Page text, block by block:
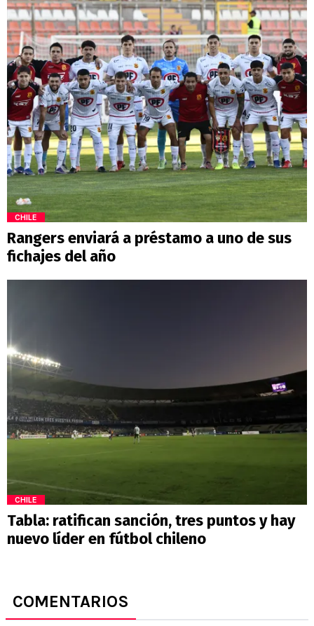
CHILE
Rangers enviará a préstamo a uno de sus
fichajes del año
CHILE
Tabla: ratifican sanción, tres puntos y hay
nuevo líder en fútbol chileno
COMENTARIOS